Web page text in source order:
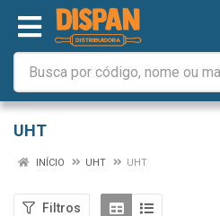
UHT
INÍCIO UHT UHT
Filtros